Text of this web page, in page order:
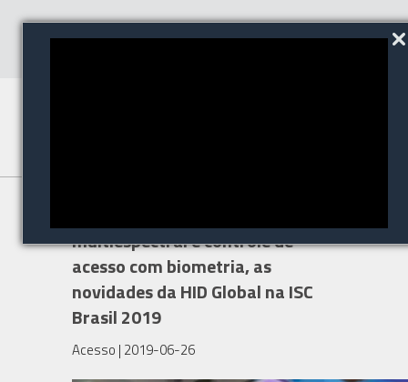
multiespectral e controle de
acesso com biometria, as
novidades da HID Global na ISC
Brasil 2019
Acesso | 2019-06-26